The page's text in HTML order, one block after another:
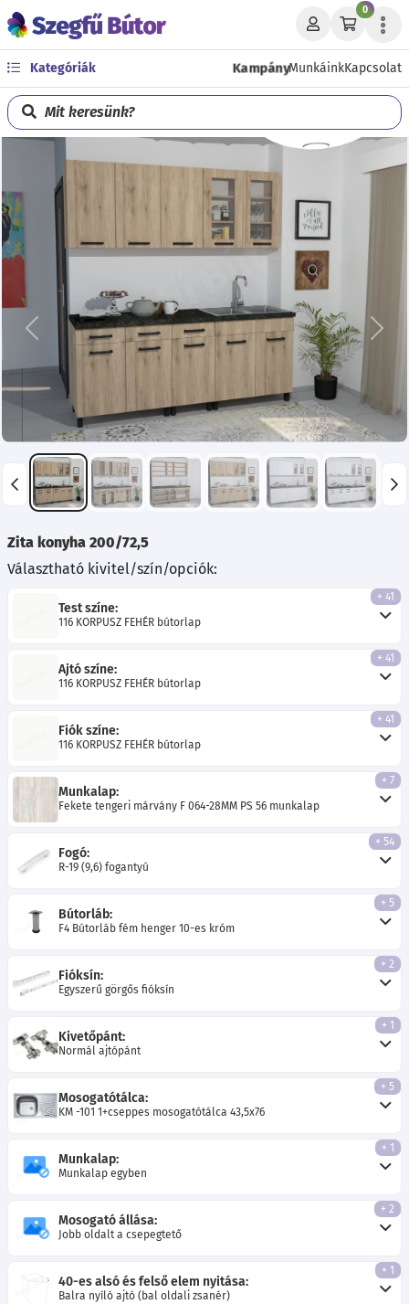
0
Kategóriák KampányMunkáinkKapcsolat
Mit keresünk?
Előző
Zita konyha 200/72,5
Választható kivitel/szín/opciók:
Test színe:
116 KORPUSZ FEHÉR bútorlap
+ 41
Ajtó színe:
116 KORPUSZ FEHÉR bútorlap
+ 41
Fiók színe:
116 KORPUSZ FEHÉR bútorlap
+ 41
Munkalap:
Fekete tengeri márvány F 064-28MM PS 56 munkalap
+ 7
Fogó:
R-19 (9,6) fogantyú
+ 54
Bútorláb:
F4 Bútorláb fém henger 10-es króm
+ 5
Fióksín:
Egyszerű görgős fióksín
+ 2
Kivetőpánt:
Normál ajtópánt
+ 1
Mosogatótálca:
KM -101 1+cseppes mosogatótálca 43,5x76
+ 5
Munkalap:
Munkalap egyben
+ 1
Mosogató állása:
Jobb oldalt a csepegtető
+ 2
40-es alsó és felső elem nyitása:
Balra nyíló ajtó (bal oldali zsanér)
+ 1